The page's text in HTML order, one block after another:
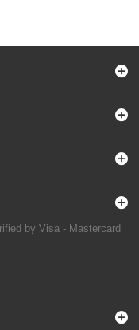
by Visa - Mastercard